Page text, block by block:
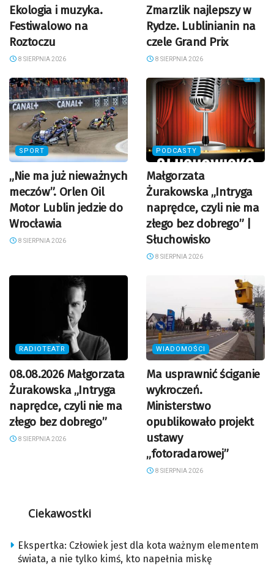
Ekologia i muzyka.
Festiwalowo na
Roztoczu
8 SIERPNIA 2026
Zmarzlik najlepszy w
Rydze. Lublinianin na
czele Grand Prix
8 SIERPNIA 2026
SPORT
„Nie ma już nieważnych
meczów”. Orlen Oil
Motor Lublin jedzie do
Wrocławia
8 SIERPNIA 2026
PODCASTY
Małgorzata
Żurakowska „Intryga
naprędce, czyli nie ma
złego bez dobrego” |
Słuchowisko
8 SIERPNIA 2026
RADIOTEATR
08.08.2026 Małgorzata
Żurakowska „Intryga
naprędce, czyli nie ma
złego bez dobrego”
8 SIERPNIA 2026
WIADOMOŚCI
Ma usprawnić ściganie
wykroczeń.
Ministerstwo
opublikowało projekt
ustawy
„fotoradarowej”
8 SIERPNIA 2026
Ciekawostki
Ekspertka: Człowiek jest dla kota ważnym elementem
świata, a nie tylko kimś, kto napełnia miskę